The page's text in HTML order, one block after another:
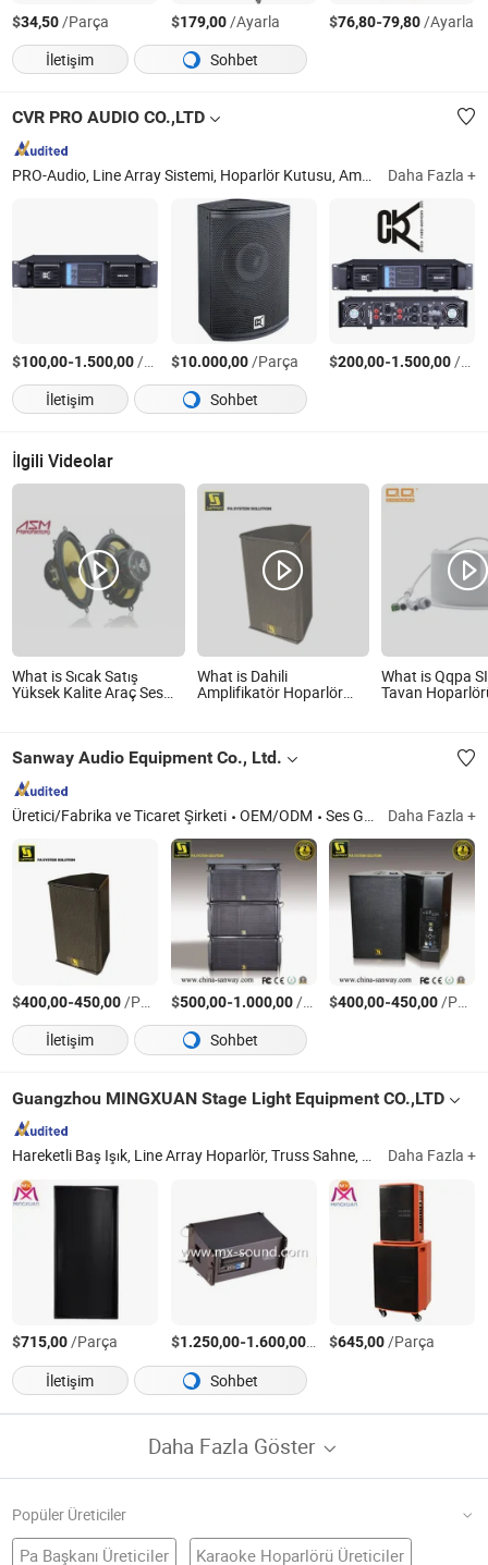
$34,50/Parça $179,00/Ayarla $76,80-79,80/Ayarla
İletişim
Sohbet
CVR PRO AUDIO CO.,LTD
PRO-Audio, Line Array Sistemi, Hoparlör Kutusu, Amplifikatör, PA Subwoofer'lar, Ses Sistemi, Ses Mikseri, Sahne Hoparlörü Daha Fazla +
$100,00-1.500,00/Parça $10.000,00/Parça $200,00-1.500,00/Parça
İletişim
Sohbet
İlgili Videolar
What is Sıcak Satış
Yüksek Kalite Araç Ses
What is Dahili
Amplifikatör Hoparlör
What is Qqpa
Tavan
Sanway Audio Equipment Co., Ltd.
Üretici/Fabrika ve Ticaret Şirketi OEM/ODM Ses Güç Amplifikatörü, Aktif veya Pasif Hat Dizisi Sistemi, Profesyonel Ses, Sınıf-D amplifikatörü, Aktif Ses Modülleri, DJ Ekipmanları Daha Fazla +
$400,00-450,00/Parça $500,00-1.000,00/Parça $400,00-450,00/Parça
İletişim
Sohbet
Guangzhou MINGXUAN Stage Light Equipment CO.,LTD
Hareketli Baş Işık, Line Array Hoparlör, Truss Sahne, Çadır, Mikrofon, LED Ekran, Mikser, LED PAR Lamba, LCD Ekran, Küçük Hoparlör Daha Fazla +
$715,00/Parça $1.250,00-1.600,00/Parça
$645,00/Parça
İletişim
Sohbet
Daha Fazla Göster
Popüler Üreticiler
Pa Başkanı Üreticiler Karaoke Hoparlörü Üreticiler